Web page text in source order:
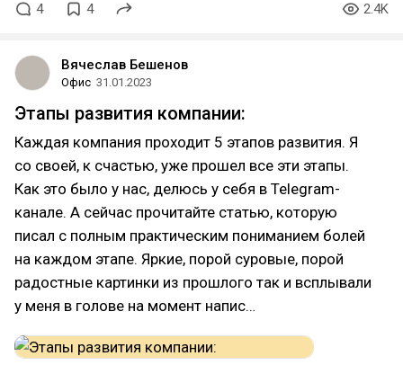
4 4 2.4K
Вячеслав Бешенов
Офис 31.01.2023
Этапы развития компании:
Каждая компания проходит 5 этапов развития. Я
со своей, к счастью, уже прошел все эти этапы.
Как это было у нас, делюсь у себя в Telegram-
канале. А сейчас прочитайте статью, которую
писал с полным практическим пониманием болей
на каждом этапе. Яркие, порой суровые, порой
радостные картинки из прошлого так и всплывали
у меня в голове на момент напис…